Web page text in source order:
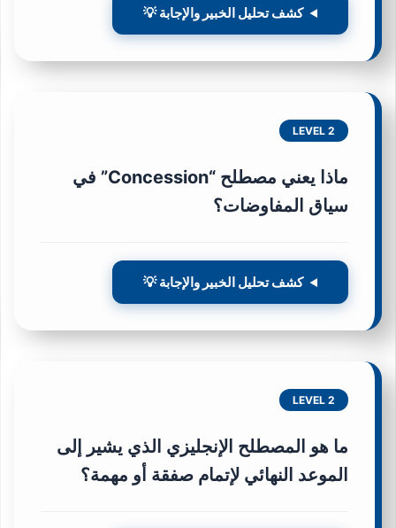
كشف تحليل الخبير والإجابة 💡
LEVEL 2
ماذا يعني مصطلح “Concession” في
سياق المفاوضات؟
كشف تحليل الخبير والإجابة 💡
LEVEL 2
ما هو المصطلح الإنجليزي الذي يشير إلى
الموعد النهائي لإتمام صفقة أو مهمة؟